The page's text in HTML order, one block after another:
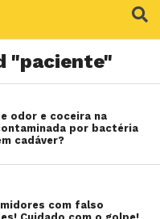
"paciente"
odor e coceira na
por bactéria
cadáver?
com falso